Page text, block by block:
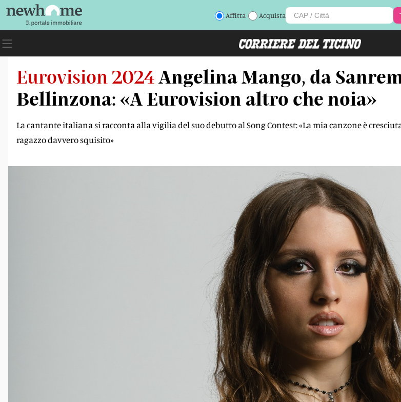
Affitta Acquista
Eurovision 2024 Angelina Mango, da
Bellinzona: «A Eurovision altro che noia»
La cantante italiana si racconta alla vigilia del suo debutto al Song Contest: «La mia canzone è
ragazzo davvero squisito»